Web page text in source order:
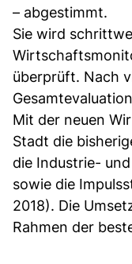
– abgestimmt.
Sie wird
überprüft. Nach
Mit der neuen
Stadt die
die Industrie-
sowie die
2018). Die
Rahmen der